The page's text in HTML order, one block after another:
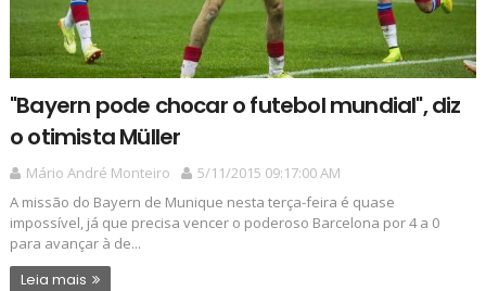
"Bayern pode chocar o futebol mundial", diz
o otimista Müller
Mário André Monteiro
5/11/2015 09:17:00 AM
A missão do Bayern de Munique nesta terça-feira é quase
impossível, já que precisa vencer o poderoso Barcelona por 4 a 0
para avançar à de...
Leia mais